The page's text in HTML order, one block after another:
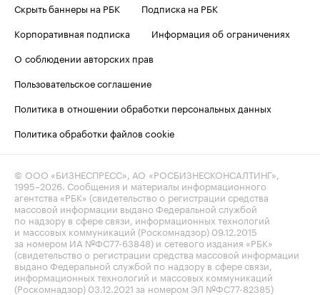
Скрыть баннеры на РБК
Подписка на РБК
Корпоративная подписка
Информация об ограничениях
О соблюдении авторских прав
Пользовательское соглашение
Политика в отношении обработки персональных данных
Политика обработки файлов cookie
© ООО «БИЗНЕСПРЕСС», АО «РОСБИЗНЕСКОНСАЛТИНГ»,
1995–2026. Сообщения и материалы информационного
агентства «РБК» (свидетельство о регистрации средства
массовой информации выдано Федеральной службой
по надзору в сфере связи, информационных технологий
и массовых коммуникаций (Роскомнадзор) 09.12.2015
за номером ИА №ФС77-63848) и сетевого издания «РБК»
(свидетельство о регистрации средства массовой информации
выдано Федеральной службой по надзору в сфере связи,
информационных технологий и массовых коммуникаций
(Роскомнадзор) 03.12.2021 за номером ЭЛ №ФС77-82385)